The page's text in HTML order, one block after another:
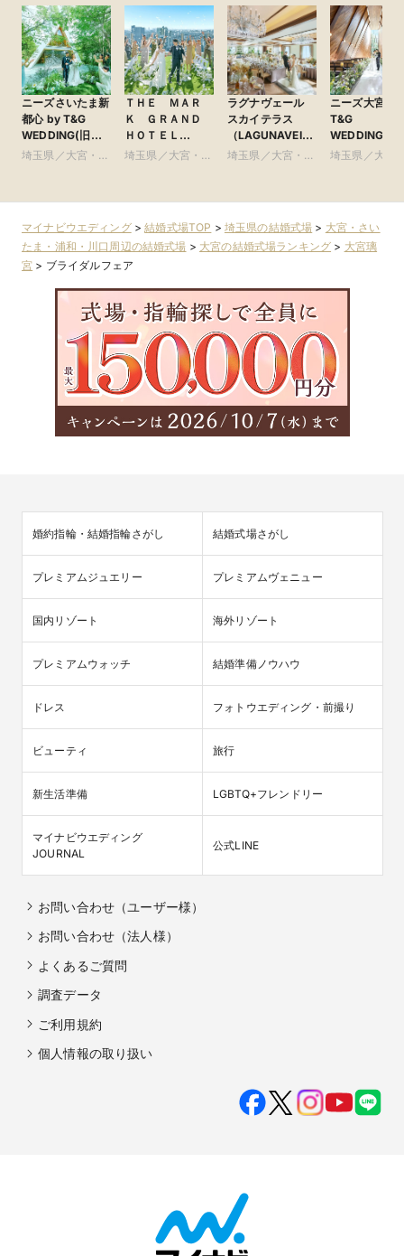
ニーズさいたま新
都心 by T&G
WEDDING(旧
ガーデンヒルズ迎
埼玉県／大宮・さ
ＴＨＥ ＭＡＲ
Ｋ ＧＲＡＮＤ
ＨＯＴＥＬ
●Plan・Do・See
埼玉県／大宮・さ
ラグナヴェール
スカイテラス
（LAGUNAVEIL
SkyTerrace）
埼玉県／大宮・さ
ニーズ大宮 by
T&G
WEDDING(旧
アーヴェリー
埼玉県／大宮
マイナビウエディング>結婚式場TOP > 埼玉県の結婚式場 > 大宮・さい
たま・浦和・川口周辺の結婚式場 > 大宮の結婚式場ランキング > 大宮璃
宮 > ブライダルフェア
婚約指輪・結婚指輪さがし 結婚式場さがし
プレミアムジュエリー プレミアムヴェニュー
国内リゾート 海外リゾート
プレミアムウォッチ 結婚準備ノウハウ
ドレス フォトウエディング・前撮り
ビューティ 旅行
新生活準備 LGBTQ+フレンドリー
マイナビウエディング
JOURNAL
公式LINE
お問い合わせ（ユーザー様）
お問い合わせ（法人様）
よくあるご質問
調査データ
ご利用規約
個人情報の取り扱い